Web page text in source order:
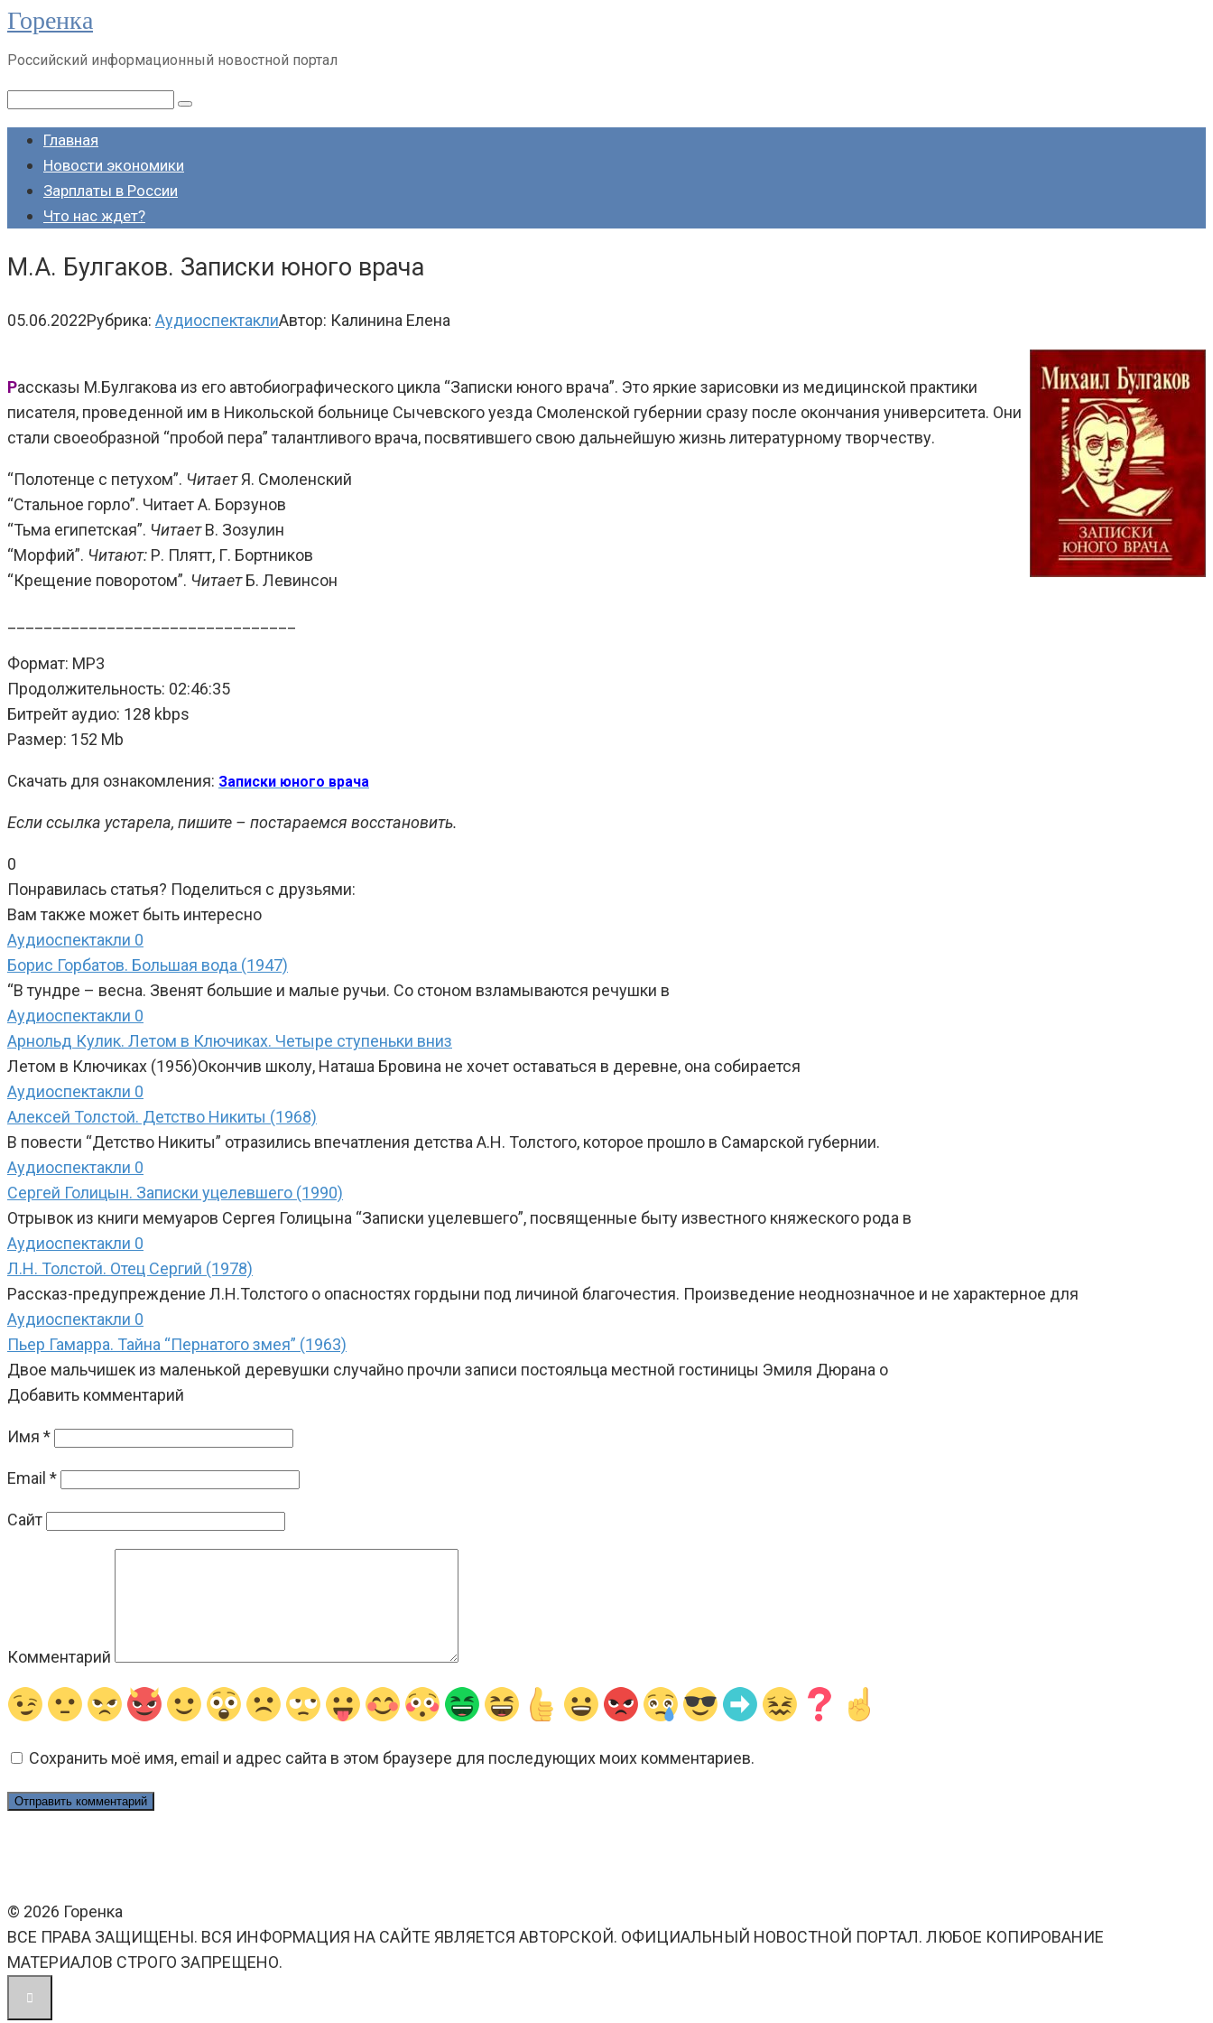
Перейти
контенту
Горенка
Российский информационный новостной портал
Поиск:
Главная
Новости экономики
Зарплаты в России
Что нас ждет?
М.А. Булгаков. Записки юного врача
05.06.2022Рубрика: АудиоспектаклиАвтор: Калинина Елена
Рассказы М.Булгакова из его автобиографического цикла “Записки юного врача”. Это яркие зарисовки из медицинской практики
писателя, проведенной им в Никольской больнице Сычевского уезда Смоленской губернии сразу после окончания университета. Они
стали своеобразной “пробой пера” талантливого врача, посвятившего свою дальнейшую жизнь литературному творчеству.
“Полотенце с петухом”. ЧитаетЯ. Смоленский
“Стальное горло”. Читает А. Борзунов
“Тьма египетская”. ЧитаетВ. Зозулин
“Морфий”. Читают: Р. Плятт, Г. Бортников
“Крещение поворотом”. ЧитаетБ. Левинсон
Формат: MP3
Продолжительность: 02:46:35
Битрейт аудио: 128 kbps
Размер: 152 Mb
Скачать для ознакомления: Записки юного врача
Если ссылка устарела, пишите – постараемся восстановить.
0
Понравилась статья? Поделиться с друзьями:
Вам также может быть интересно
Аудиоспектакли 0
Борис Горбатов. Большая вода (1947)
“В тундре – весна. Звенят большие и малые ручьи. Со стоном взламываются речушки в
Аудиоспектакли 0
Арнольд Кулик. Летом в Ключиках. Четыре ступеньки вниз
Летом в Ключиках (1956)Окончив школу, Наташа Бровина не хочет оставаться в деревне, она собирается
Аудиоспектакли 0
Алексей Толстой. Детство Никиты (1968)
В повести “Детство Никиты” отразились впечатления детства А.Н. Толстого, которое прошло в Самарской губернии.
Аудиоспектакли 0
Сергей Голицын. Записки уцелевшего (1990)
Отрывок из книги мемуаров Сергея Голицына “Записки уцелевшего”, посвященные быту известного княжеского рода в
Аудиоспектакли 0
Л.Н. Толстой. Отец Сергий (1978)
Рассказ-предупреждение Л.Н.Толстого о опасностях гордыни под личиной благочестия. Произведение неоднозначное и не характерное для
Аудиоспектакли 0
Пьер Гамарра. Тайна “Пернатого змея” (1963)
Двое мальчишек из маленькой деревушки случайно прочли записи постояльца местной гостиницы Эмиля Дюрана о
Добавить комментарий
Имя *
Email *
Сайт
Комментарий
Сохранить моё имя, email и адрес сайта в этом браузере для последующих моих комментариев.
© 2026 Горенка
ВСЕ ПРАВА ЗАЩИЩЕНЫ. ВСЯ ИНФОРМАЦИЯ НА САЙТЕ ЯВЛЯЕТСЯ АВТОРСКОЙ. ОФИЦИАЛЬНЫЙ НОВОСТНОЙ ПОРТАЛ. ЛЮБОЕ КОПИРОВАНИЕ
МАТЕРИАЛОВ СТРОГО ЗАПРЕЩЕНО.